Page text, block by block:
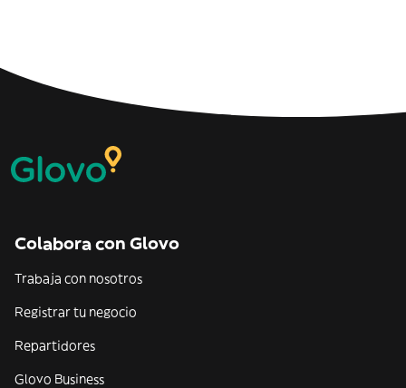
Colabora con Glovo
Trabaja con nosotros
Registrar tu negocio
Repartidores
Glovo Business